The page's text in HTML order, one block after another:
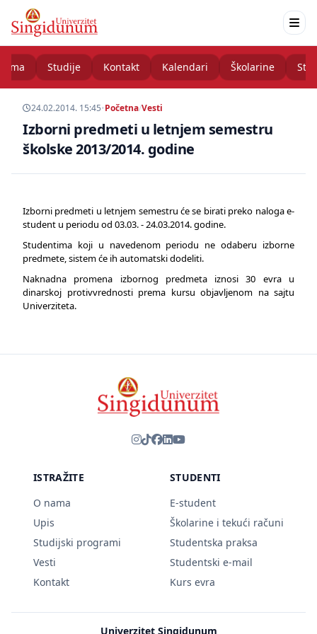
Studije Kontakt Kalendari Školarine
24.02.2014. 15:45•Početna/Vesti
Izborni predmeti u letnjem semestru
školske 2013/2014. godine
Izborni predmeti u letnjem semestru će se birati preko naloga e-
student u periodu od 03.03. - 24.03.2014. godine.
Studentima koji u navedenom periodu ne odaberu izborne
predmete, sistem će ih automatski dodeliti.
Naknadna promena izbornog predmeta iznosi 30 evra u
dinarskoj protivvrednosti prema kursu objavljenom na sajtu
Univerziteta.
ISTRAŽITE
O nama
Upis
Studijski programi
Vesti
Kontakt
STUDENTI
E-student
Školarine i tekući računi
Studentska praksa
Studentski e-mail
Kurs evra
Univerzitet Singidunum